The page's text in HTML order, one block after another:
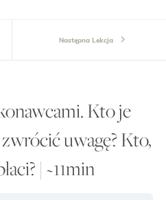
Następna Lekcja
Kto je
uwagę? Kto,
| ~11min